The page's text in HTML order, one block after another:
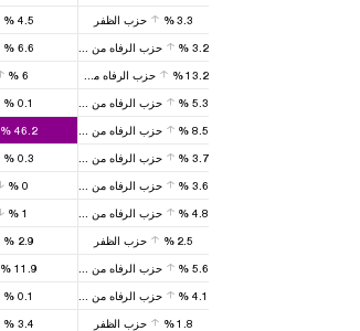
%4.5 %3.3 حزب الظفر
%6.6 % 3.2 حزب الرفاه من جديد
% 6 %13.2 حزب الرفاه من جديد
%0.1 % 5.3 حزب الرفاه من جديد
%46.2 % 8.5 حزب الرفاه من جديد
%0.3 % 3.7 حزب الرفاه من جديد
% 0 % 3.6 حزب الرفاه من جديد
% 1 % 4.8 حزب الرفاه من جديد
%2.9 %2.5 حزب الظفر
%11.9 % 5.6 حزب الرفاه من جديد
%0.1 % 4.1 حزب الرفاه من جديد
%3.4 %1.8 حزب الظفر